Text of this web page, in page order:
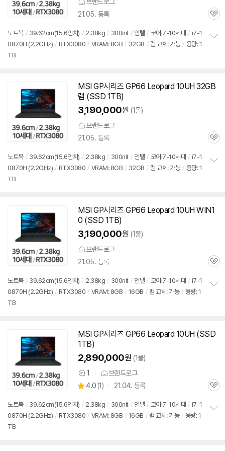
21.05. 등록
관
노트북 / 39.62cm(15.6인치) / 2.38kg / 300nit / 인텔 / 코어i7-10세대 / i7-1
0870H (2.2GHz) / RTX3080 / VRAM: 8GB / 32GB / 램 교체: 가능 / 용량: 1
TB
기
MSI GP시리즈 GP66 Leopard 10UH 32GB
램 (SSD 1TB)
3,190,000원 (1몰)
브랜드로그
21.05. 등록
관
노트북 / 39.62cm(15.6인치) / 2.38kg / 300nit / 인텔 / 코어i7-10세대 / i7-1
0870H (2.2GHz) / RTX3080 / VRAM: 8GB / 32GB / 램 교체: 가능 / 용량: 1
TB
기
MSI GP시리즈 GP66 Leopard 10UH WIN1
0 (SSD 1TB)
3,190,000원 (1몰)
브랜드로그
21.05. 등록
관
노트북 / 39.62cm(15.6인치) / 2.38kg / 300nit / 인텔 / 코어i7-10세대 / i7-1
0870H (2.2GHz) / RTX3080 / VRAM: 8GB / 16GB / 램 교체: 가능 / 용량: 1
TB
기
MSI GP시리즈 GP66 Leopard 10UH (SSD
1TB)
2,890,000원 (1몰)
상
품
견
1 브랜드로그
별
점
4.0 (상
리
뷰
1) 21.04. 등록
관
노트북 / 39.62cm(15.6인치) / 2.38kg / 300nit / 인텔 / 코어i7-10세대 / i7-1
0870H (2.2GHz) / RTX3080 / VRAM: 8GB / 16GB / 램 교체: 가능 / 용량: 1
TB
세부정보 열기/접기